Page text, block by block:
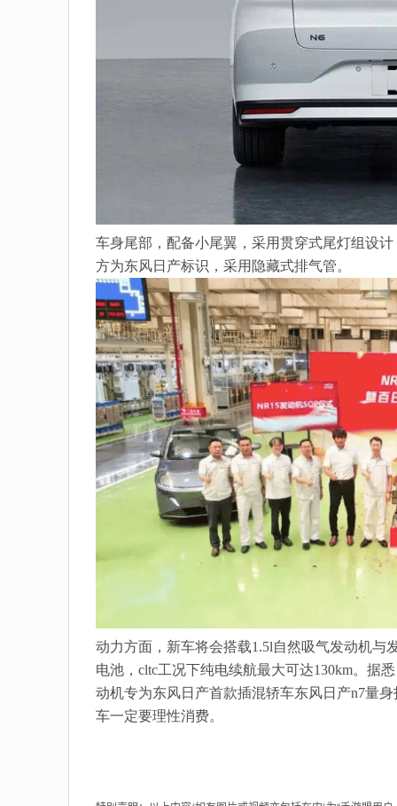
车身尾部，配备小尾翼，采用贯穿式尾灯组设
方为东风日产标识，采用隐藏式排气管。
动力方面，新车将会搭载1.5l自然吸气发动机与
电池，cltc工况下纯电续航最大可达130km。据
动机专为东风日产首款插混轿车东风日产n7量
车一定要理性消费。